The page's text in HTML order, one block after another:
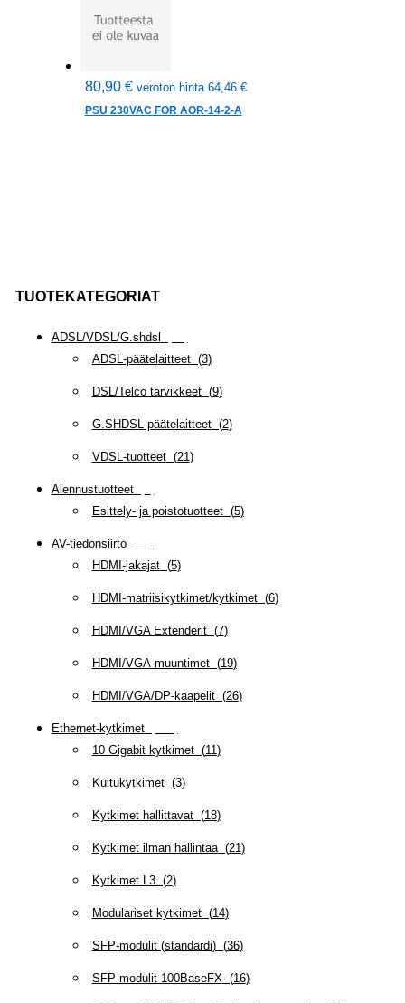
TUOTEKATEGORIAT
ADSL/VDSL/G.shdsl
ADSL-päätelaitteet(3)
DSL/Telco tarvikkeet(9)
G.SHDSL-päätelaitteet(2)
VDSL-tuotteet(21)
Alennustuotteet(
Esittely- ja poistotuotteet(5)
AV-tiedonsiirto(
HDMI-jakajat(5)
HDMI-matriisikytkimet/kytkimet(6)
HDMI/VGA Extenderit(7)
HDMI/VGA-muuntimet(19)
HDMI/VGA/DP-kaapelit(26)
Ethernet-kytkimet(
10 Gigabit kytkimet(11)
Kuitukytkimet(3)
Kytkimet hallittavat(18)
Kytkimet ilman hallintaa(21)
Kytkimet L3(2)
Modulariset kytkimet(14)
SFP-modulit (standardi)(36)
SFP-modulit 100BaseFX(16)
80,90 € veroton hinta 64,46 €
PSU 230VAC FOR AOR-14-2-A